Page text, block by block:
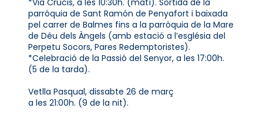
parròquia de Sant Ramón de Penyafort i baixada
pel carrer de Balmes fins a la parròquia de la Mare
de Déu dels Àngels (amb estació a l’església del
Perpetu Socors, Pares Redemptoristes).
*Celebració de la Passió del Senyor, a les 17:00h.
(5 de la tarda).
Vetlla Pasqual, dissabte 26 de març
a les 21:00h. (9 de la nit).